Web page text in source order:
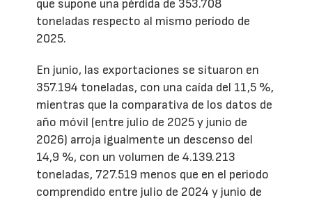
que supone una pérdida de 353.708
toneladas respecto al mismo período de
2025.
En junio, las exportaciones se situaron en
357.194 toneladas, con una caída del 11,5 %,
mientras que la comparativa de los datos de
año móvil (entre julio de 2025 y junio de
2026) arroja igualmente un descenso del
14,9 %, con un volumen de 4.139.213
toneladas, 727.519 menos que en el periodo
comprendido entre julio de 2024 y junio de